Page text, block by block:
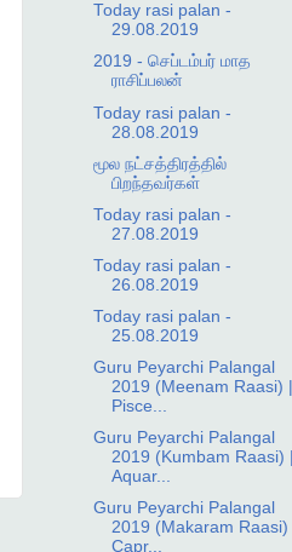
Today rasi palan -
29.08.2019
2019 - செப்டம்பர் மாத
ராசிப்பலன்
Today rasi palan -
28.08.2019
மூல நட்சத்திரத்தில்
பிறந்தவர்கள்
Today rasi palan -
27.08.2019
Today rasi palan -
26.08.2019
Today rasi palan -
25.08.2019
Guru Peyarchi Palangal
2019 (Meenam Raasi) |
Pisce...
Guru Peyarchi Palangal
2019 (Kumbam Raasi) |
Aquar...
Guru Peyarchi Palangal
2019 (Makaram Raasi) |
Capr...